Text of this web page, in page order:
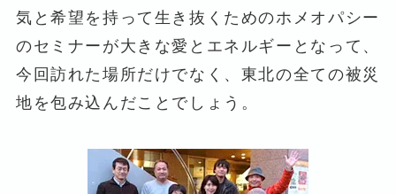
気と希望を持って生き抜くためのホメオパシー
のセミナーが大きな愛とエネルギーとなって、
今回訪れた場所だけでなく、東北の全ての被災
地を包み込んだことでしょう。